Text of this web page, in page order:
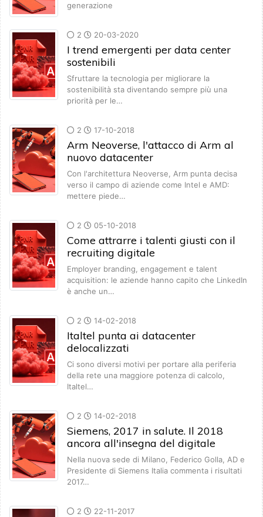
generazione
2 20-03-2020
I trend emergenti per data center
sostenibili
Sfruttare la tecnologia per migliorare la
sostenibilità sta diventando sempre più una
priorità per le…
2 17-10-2018
Arm Neoverse, l'attacco di Arm al
nuovo datacenter
Con l'architettura Neoverse, Arm punta decisa
verso il campo di aziende come Intel e AMD:
mettere piede…
2 05-10-2018
Come attrarre i talenti giusti con il
recruiting digitale
Employer branding, engagement e talent
acquisition: le aziende hanno capito che LinkedIn
è anche un…
2 14-02-2018
Italtel punta ai datacenter
delocalizzati
Ci sono diversi motivi per portare alla periferia
della rete una maggiore potenza di calcolo,
Italtel…
2 14-02-2018
Siemens, 2017 in salute. Il 2018
ancora all'insegna del digitale
Nella nuova sede di Milano, Federico Golla, AD e
Presidente di Siemens Italia commenta i risultati
2017…
2 22-11-2017